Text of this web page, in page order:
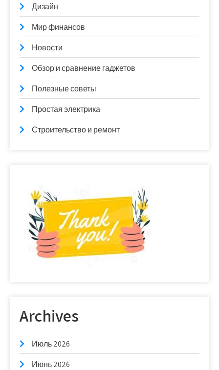
Дизайн
Мир финансов
Новости
Обзор и сравнение гаджетов
Полезные советы
Простая электрика
Строительство и ремонт
Archives
Июль 2026
Июнь 2026